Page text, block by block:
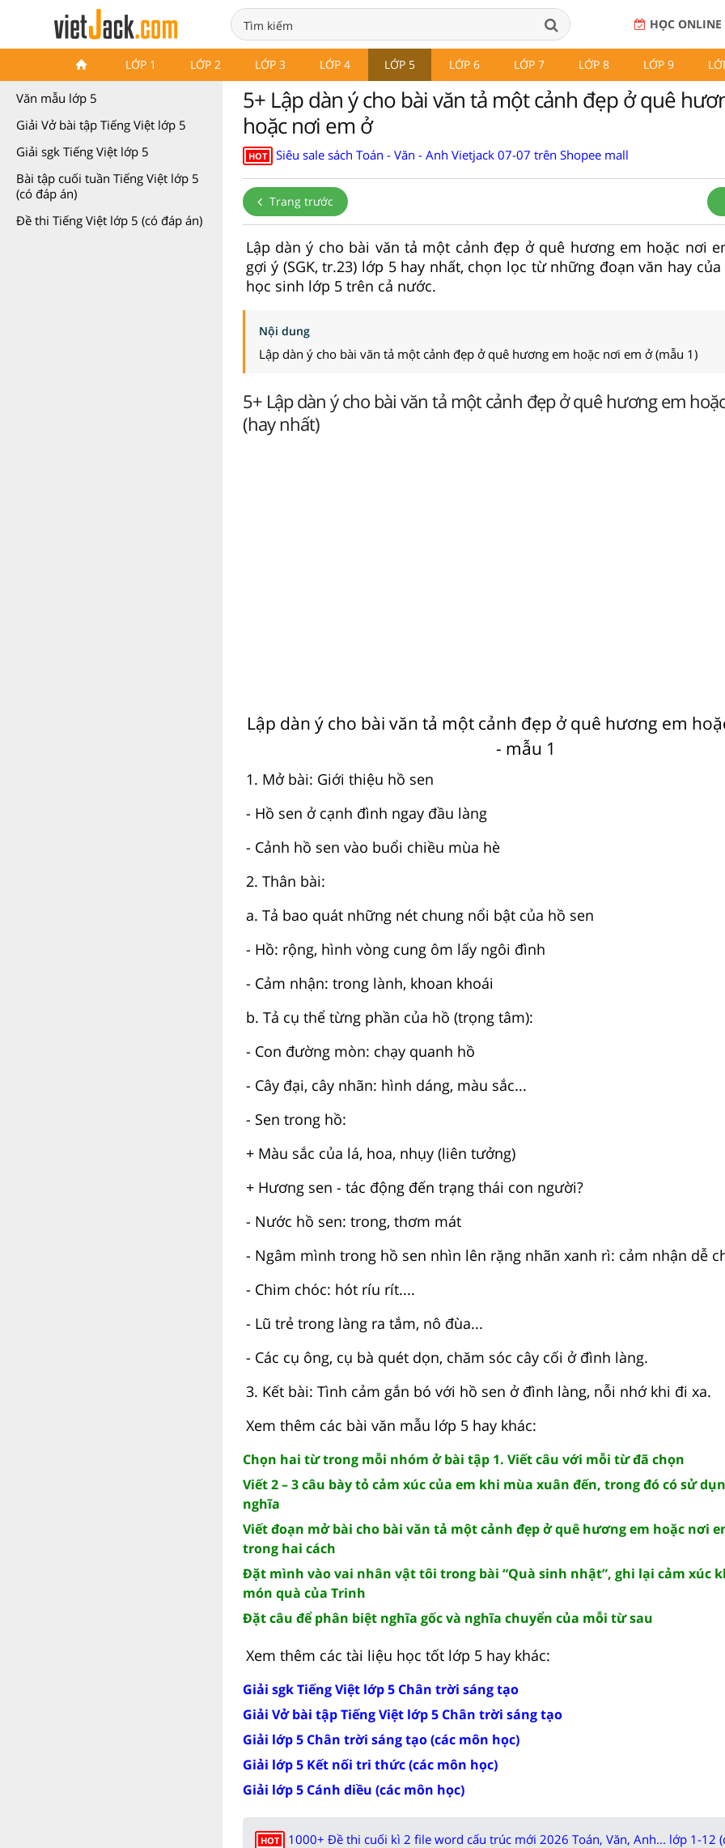
HỌC ONLINE
LỚP 1 LỚP 2 LỚP 3 LỚP 4 LỚP 5 LỚP 6 LỚP 7 LỚP 8 LỚP 9
Văn mẫu lớp 5 Chân trời sáng
Văn mẫu lớp 5
Giải Vở bài tập Tiếng Việt lớp 5
Giải sgk Tiếng Việt lớp 5
Bài tập cuối tuần Tiếng Việt lớp 5
(có đáp án)
Đề thi Tiếng Việt lớp 5 (có đáp án)
5+ Lập dàn ý cho bài văn tả một cảnh đẹp ở quê
hoặc nơi em ở
HOT Siêu sale sách Toán - Văn - Anh Vietjack 07-07 trên Shopee mall
Trang trước
Lập dàn ý cho bài văn tả một cảnh đẹp ở quê hương em hoặc nơi
gợi ý (SGK, tr.23) lớp 5 hay nhất, chọn lọc từ những đoạn văn hay
học sinh lớp 5 trên cả nước.
Nội dung
Lập dàn ý cho bài văn tả một cảnh đẹp ở quê hương em hoặc nơi em ở (mẫu 1)
5+ Lập dàn ý cho bài văn tả một cảnh đẹp ở quê hương em
(hay nhất)
Lập dàn ý cho bài văn tả một cảnh đẹp ở quê hương em
- mẫu 1
1. Mở bài: Giới thiệu hồ sen
- Hồ sen ở cạnh đình ngay đầu làng
- Cảnh hồ sen vào buổi chiều mùa hè
2. Thân bài:
a. Tả bao quát những nét chung nổi bật của hồ sen
- Hồ: rộng, hình vòng cung ôm lấy ngôi đình
- Cảm nhận: trong lành, khoan khoái
b. Tả cụ thể từng phần của hồ (trọng tâm):
- Con đường mòn: chạy quanh hồ
- Cây đại, cây nhãn: hình dáng, màu sắc...
- Sen trong hồ:
+ Màu sắc của lá, hoa, nhụy (liên tưởng)
+ Hương sen - tác động đến trạng thái con người?
- Nước hồ sen: trong, thơm mát
- Ngâm mình trong hồ sen nhìn lên rặng nhãn xanh rì: cảm nhận dễ
- Chim chóc: hót ríu rít....
- Lũ trẻ trong làng ra tắm, nô đùa...
- Các cụ ông, cụ bà quét dọn, chăm sóc cây cối ở đình làng.
3. Kết bài: Tình cảm gắn bó với hồ sen ở đình làng, nỗi nhớ khi đi xa.
Xem thêm các bài văn mẫu lớp 5 hay khác:
Chọn hai từ trong mỗi nhóm ở bài tập 1. Viết câu với mỗi từ đã chọn
Viết 2 – 3 câu bày tỏ cảm xúc của em khi mùa xuân đến, trong đó có sử
nghĩa
Viết đoạn mở bài cho bài văn tả một cảnh đẹp ở quê hương em hoặc nơi
trong hai cách
Đặt mình vào vai nhân vật tôi trong bài “Quà sinh nhật”, ghi lại cảm xúc
món quà của Trinh
Đặt câu để phân biệt nghĩa gốc và nghĩa chuyển của mỗi từ sau
Xem thêm các tài liệu học tốt lớp 5 hay khác:
Giải sgk Tiếng Việt lớp 5 Chân trời sáng tạo
Giải Vở bài tập Tiếng Việt lớp 5 Chân trời sáng tạo
Giải lớp 5 Chân trời sáng tạo (các môn học)
Giải lớp 5 Kết nối tri thức (các môn học)
Giải lớp 5 Cánh diều (các môn học)
HOT 1000+ Đề thi cuối kì 2 file word cấu trúc mới 2026 Toán, Văn, Anh... lớp 1-12